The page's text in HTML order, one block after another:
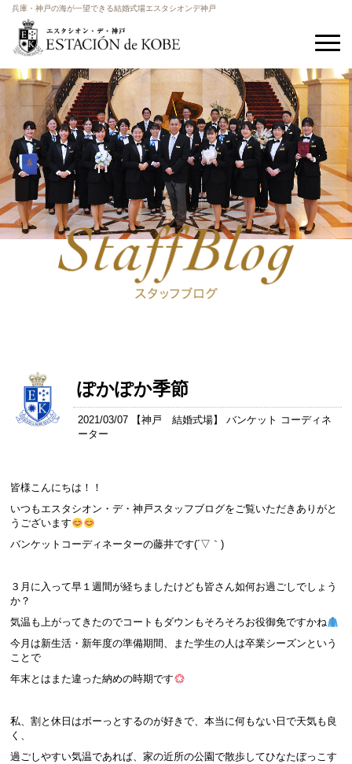
兵庫・神戸の海が一望できる結婚式場エスタシオンデ神戸
ぽかぽか季節
2021/03/07 【神戸 結婚式場】 バンケット コーディネ
ーター
皆様こんにちは！！
いつもエスタシオン・デ・神戸スタッフブログをご覧いただきありがと
うございます
バンケットコーディネーターの藤井です(´▽｀)
３月に入って早１週間が経ちましたけども皆さん如何お過ごしでしょう
か？
気温も上がってきたのでコートもダウンもそろそろお役御免ですかね
今月は新生活・新年度の準備期間、また学生の人は卒業シーズンという
ことで
年末とはまた違った納めの時期です
私、割と休日はボーっとするのが好きで、本当に何もない日で天気も良
く、
過ごしやすい気温であれば、家の近所の公園で散歩してひなたぼっこす